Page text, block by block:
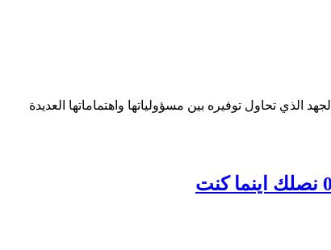
تحاول توفيره بين مسؤولياتها واهتماماتها العديدة